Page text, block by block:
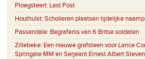
Ploegsteert: Last Post
Houthulst: Scholieren plaatsen tijdelijke
Passendale: Begrafenis van 6 Britse soldaten
Zillebeke: Een nieuwe grafsteen voor Lance
Springate MM en Serjeant Ernest Albert